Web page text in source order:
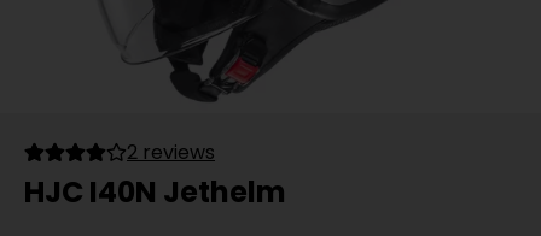
2 reviews
HJC I40N Jethelm